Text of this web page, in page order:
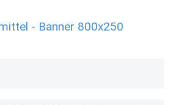
- Banner 800x250